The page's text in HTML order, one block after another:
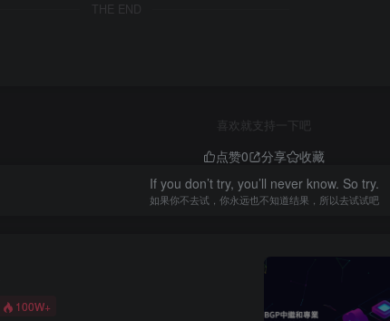
THE END
喜欢就支持一下吧
点赞0 分享
收藏
If you don’t try, you’ll never know. So try.
如果你不去试，你永远也不知道结果，所以去试试吧
100W+